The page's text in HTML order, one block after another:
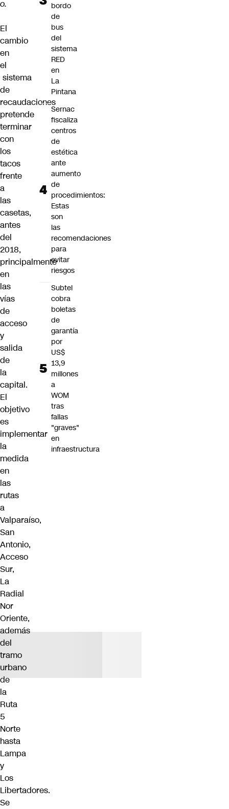
o.
El
cambio
en
el
sistema
de
recaudaciones
pretende
terminar
con
los
tacos
frente
a
las
casetas,
antes
del
2018,
principalmente
en
las
vías
de
acceso
y
salida
de
la
capital.
El
objetivo
es
implementar
la
medida
en
las
rutas
a
Valparaíso,
San
Antonio,
Acceso
Sur,
La
Radial
Nor
Oriente,
además
del
tramo
urbano
de
la
Ruta
5
Norte
hasta
Lampa
y
Los
Libertadores.
Se
bordo
de
bus
del
sistema
RED
en
La
Pintana
Sernac
fiscaliza
centros
de
estética
ante
aumento
de
procedimientos:
Estas
son
las
recomendaciones
para
evitar
riesgos
Subtel
cobra
boletas
de
garantía
por
US$
13,9
millones
a
WOM
tras
fallas
"graves"
en
infraestructura